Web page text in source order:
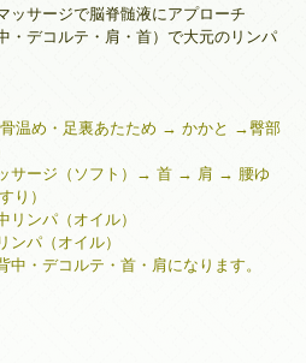
ッサージで脳脊髄液にアプローチ
デコルテ・肩・首） で大元のリンパ
温め・足裏あたため → かかと →臀部
サージ（ソフト）→ 首 → 肩 → 腰ゆ
り）
リンパ（オイル）
ンパ（オイル）
テ・首・肩になります。